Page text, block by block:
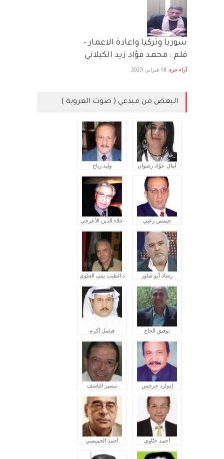
سوريا وتركيا واعادة الاعمار –
قلم : محمد فؤاد زيد الكيلاني
آراء حرة 18 فبراير، 2023
البعض من مبدعي ( صوت العروبة )
آمال عوّاد رضوان وليد رباح
جيمس زغبي علاء الدين الأعرجي
رشاد أبو شاور د.الطيب بيتي العلوي
توفيق الحاج فيصل أكرم
إدوارد جرجس تيسير الناشف
أحمد ختّاوي أحمد الخميسي